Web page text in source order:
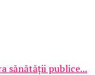
sănătății publice...